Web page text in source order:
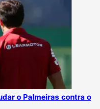
o Palmeiras contra o